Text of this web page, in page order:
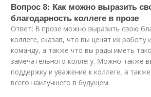
Вопрос 8: Как можно выразить
благодарность коллеге в прозе
Ответ: В прозе можно выразить свою
коллеге, сказав, что вы ценят их работу
команду, а также что вы рады иметь
замечательного коллегу. Можно также
поддержку и уважение к коллеге, а
всего наилучшего в будущем.